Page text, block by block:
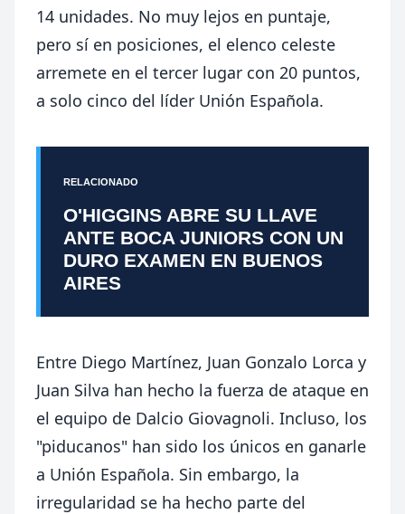
14 unidades. No muy lejos en puntaje,
pero sí en posiciones, el elenco celeste
arremete en el tercer lugar con 20 puntos,
a solo cinco del líder Unión Española.
RELACIONADO
O'HIGGINS ABRE SU LLAVE
ANTE BOCA JUNIORS CON UN
DURO EXAMEN EN BUENOS
AIRES
Entre Diego Martínez, Juan Gonzalo Lorca y
Juan Silva han hecho la fuerza de ataque en
el equipo de Dalcio Giovagnoli. Incluso, los
"piducanos" han sido los únicos en ganarle
a Unión Española. Sin embargo, la
irregularidad se ha hecho parte del